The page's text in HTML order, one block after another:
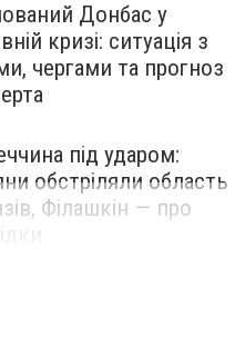
Донбас у
кризі: ситуація з
чергами та прогноз
під ударом:
обстріляли область
Філашкін — про